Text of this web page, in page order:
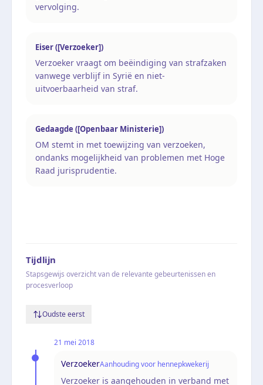
vervolging.
Eiser ([Verzoeker])
Verzoeker vraagt om beëindiging van strafzaken
vanwege verblijf in Syrië en niet-
uitvoerbaarheid van straf.
Gedaagde ([Openbaar Ministerie])
OM stemt in met toewijzing van verzoeken,
ondanks mogelijkheid van problemen met Hoge
Raad jurisprudentie.
Tijdlijn
Stapsgewijs overzicht van de relevante gebeurtenissen en
procesverloop
Oudste eerst
21 mei 2018
VerzoekerAanhouding voor hennepkwekerij
Verzoeker is aangehouden in verband met